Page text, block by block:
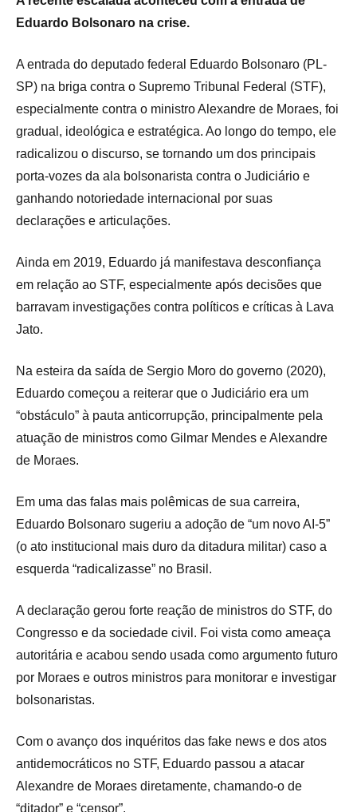
Eduardo Bolsonaro na crise.
A entrada do deputado federal Eduardo Bolsonaro (PL-
SP) na briga contra o Supremo Tribunal Federal (STF),
especialmente contra o ministro Alexandre de Moraes, foi
gradual, ideológica e estratégica. Ao longo do tempo, ele
radicalizou o discurso, se tornando um dos principais
porta-vozes da ala bolsonarista contra o Judiciário e
ganhando notoriedade internacional por suas
declarações e articulações.
Ainda em 2019, Eduardo já manifestava desconfiança
em relação ao STF, especialmente após decisões que
barravam investigações contra políticos e críticas à Lava
Jato.
Na esteira da saída de Sergio Moro do governo (2020),
Eduardo começou a reiterar que o Judiciário era um
“obstáculo” à pauta anticorrupção, principalmente pela
atuação de ministros como Gilmar Mendes e Alexandre
de Moraes.
Em uma das falas mais polêmicas de sua carreira,
Eduardo Bolsonaro sugeriu a adoção de “um novo AI-5”
(o ato institucional mais duro da ditadura militar) caso a
esquerda “radicalizasse” no Brasil.
A declaração gerou forte reação de ministros do STF, do
Congresso e da sociedade civil. Foi vista como ameaça
autoritária e acabou sendo usada como argumento futuro
por Moraes e outros ministros para monitorar e investigar
bolsonaristas.
Com o avanço dos inquéritos das fake news e dos atos
antidemocráticos no STF, Eduardo passou a atacar
Alexandre de Moraes diretamente, chamando-o de
“ditador” e “censor”.